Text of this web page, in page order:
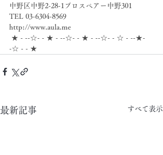
中野区中野2-28-1プロスペアー中野301
TEL 03-6304-8569
http://www.aula.me
-☆ - - ★
最新記事 すべて表示